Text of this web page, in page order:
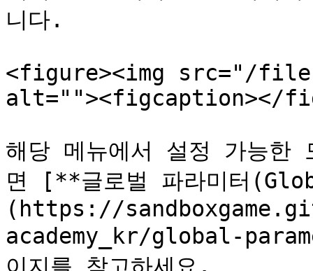
니다.
<figure><img src="/files/
alt=""><figcaption></
해당 메뉴에서 설정 가능한
면 [**글로벌 파라미터
(https://
academy_kr/global-